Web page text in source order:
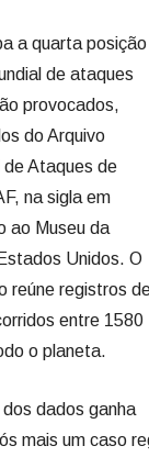
a quarta posição
de ataques
provocados,
do Arquivo
de Ataques de
na sigla em
ao Museu da
Unidos. O
reúne registros
entre 1580
o planeta.
dados ganha
mais um caso